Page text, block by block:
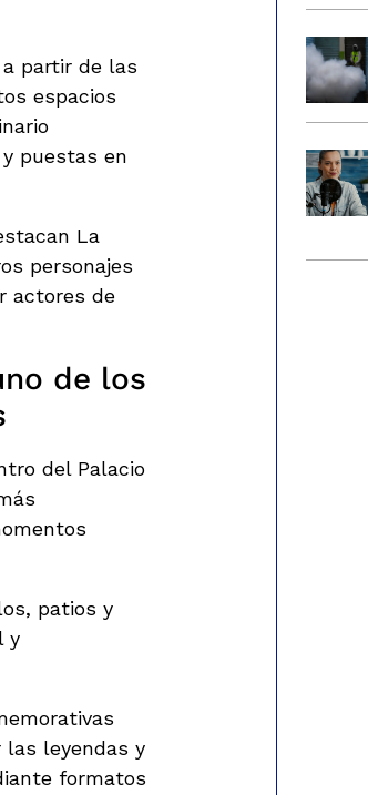
partir de las
espacios
puestas en
La
personajes
actores de
de los
del Palacio
patios y
y
las leyendas y
formatos